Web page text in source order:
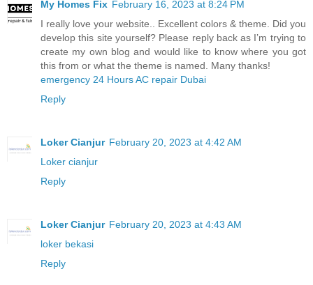
My Homes Fix February 16, 2023 at 8:24 PM
I really love your website.. Excellent colors & theme. Did you
develop this site yourself? Please reply back as I’m trying to
create my own blog and would like to know where you got
this from or what the theme is named. Many thanks!
emergency 24 Hours AC repair Dubai
Reply
Loker Cianjur February 20, 2023 at 4:42 AM
Loker cianjur
Reply
Loker Cianjur February 20, 2023 at 4:43 AM
loker bekasi
Reply